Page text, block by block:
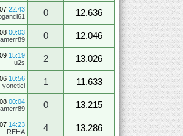
22:43
0
12.636
00:03
0
12.046
15:19
u2s
2
13.026
10:56
yonetici
1
11.633
00:04
0
13.215
14:23
REHA
4
13.286